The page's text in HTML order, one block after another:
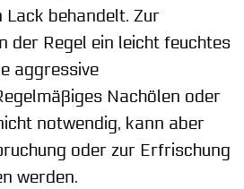
behandelt. Zur
der Regel ein leicht feuchtes
aggressive
Nachölen oder
notwendig, kann aber
oder zur Erfrischung
werden.